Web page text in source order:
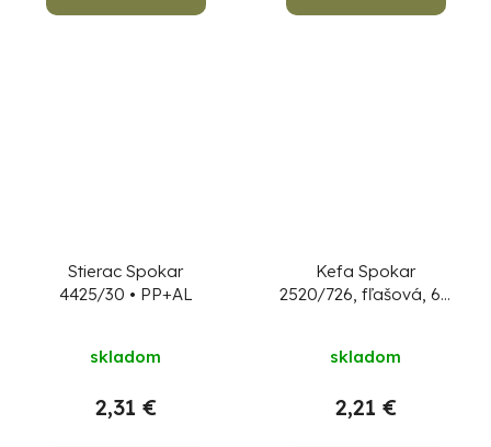
Stierac Spokar
4425/30 • PP+AL
skladom
2,31 €
Kefa Spokar
2520/726, fľašová, 60
skladom
2,21 €